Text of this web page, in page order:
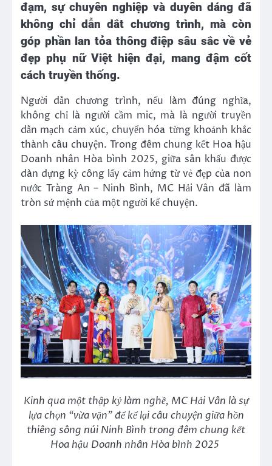
đạm, sự chuyên nghiệp và duyên dáng đã
không chỉ dẫn dắt chương trình, mà còn
góp phần lan tỏa thông điệp sâu sắc về vẻ
đẹp phụ nữ Việt hiện đại, mang đậm cốt
cách truyền thống.
Người dẫn chương trình, nếu làm đúng nghĩa,
không chỉ là người cầm mic, mà là người truyền
dẫn mạch cảm xúc, chuyển hóa từng khoảnh khắc
thành câu chuyện. Trong đêm chung kết Hoa hậu
Doanh nhân Hòa bình 2025, giữa sân khấu được
dàn dựng kỳ công lấy cảm hứng từ vẻ đẹp của non
nước Tràng An – Ninh Bình, MC Hải Vân đã làm
tròn sứ mệnh của một người kể chuyện.
Kinh qua một thập kỷ làm nghề, MC Hải Vân là sự
lựa chọn “vừa vặn” để kể lại câu chuyện giữa hồn
thiêng sông núi Ninh Bình trong đêm chung kết
Hoa hậu Doanh nhân Hòa bình 2025